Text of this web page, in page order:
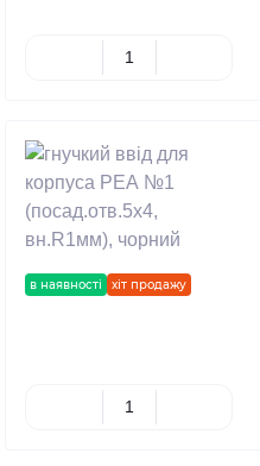
в наявності хіт продажу